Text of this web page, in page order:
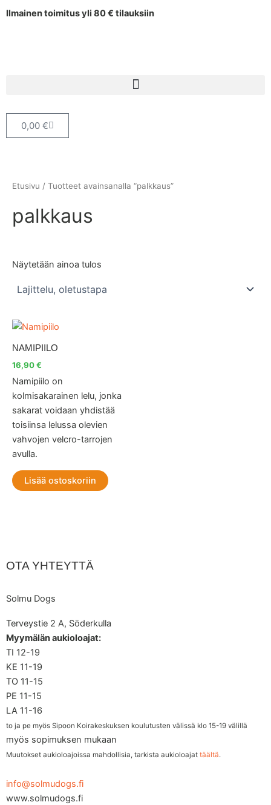
Ilmainen toimitus yli 80 € tilauksiin
0,00 €Cart
Etusivu / Tuotteet avainsanalla “palkkaus”
palkkaus
Näytetään ainoa tulos
NAMIPIILO
16,90€
Namipiilo on
kolmisakarainen lelu, jonka
sakarat voidaan yhdistää
toisiinsa lelussa olevien
vahvojen velcro-tarrojen
avulla.
Lisää ostoskoriin
OTA YHTEYTTÄ
Solmu Dogs
Terveystie 2 A, Söderkulla
Myymälän aukioloajat:
TI 12-19
KE 11-19
TO 11-15
PE 11-15
LA 11-16
to ja pe myös Sipoon Koirakeskuksen koulutusten välissä klo 15-19 välillä
myös sopimuksen mukaan
Muutokset aukioloajoissa mahdollisia, tarkista aukioloajat täältä.
info@solmudogs.fi
www.solmudogs.fi